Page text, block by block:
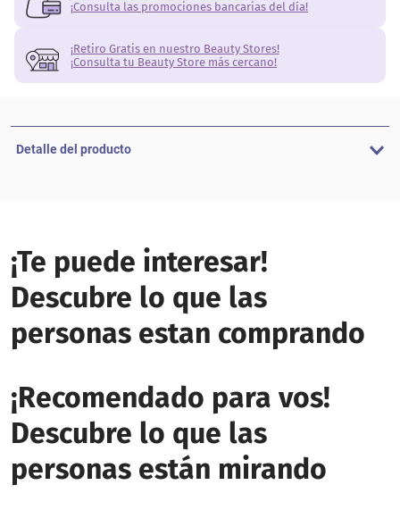
¡Consulta las promociones bancarias del día!
¡Retiro Gratis en nuestro Beauty Stores!
¡Consulta tu Beauty Store más cercano!
Detalle del producto
¡Te puede interesar!
Descubre lo que las
personas estan comprando
¡Recomendado para vos!
Descubre lo que las
personas están mirando